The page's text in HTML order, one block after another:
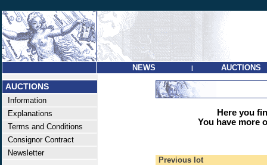
NEWS | AUCTIONS
AUCTIONS
Information
Explanations
Terms and Conditions
Consignor Contract
Newsletter
Here you
You have more
Previous lot